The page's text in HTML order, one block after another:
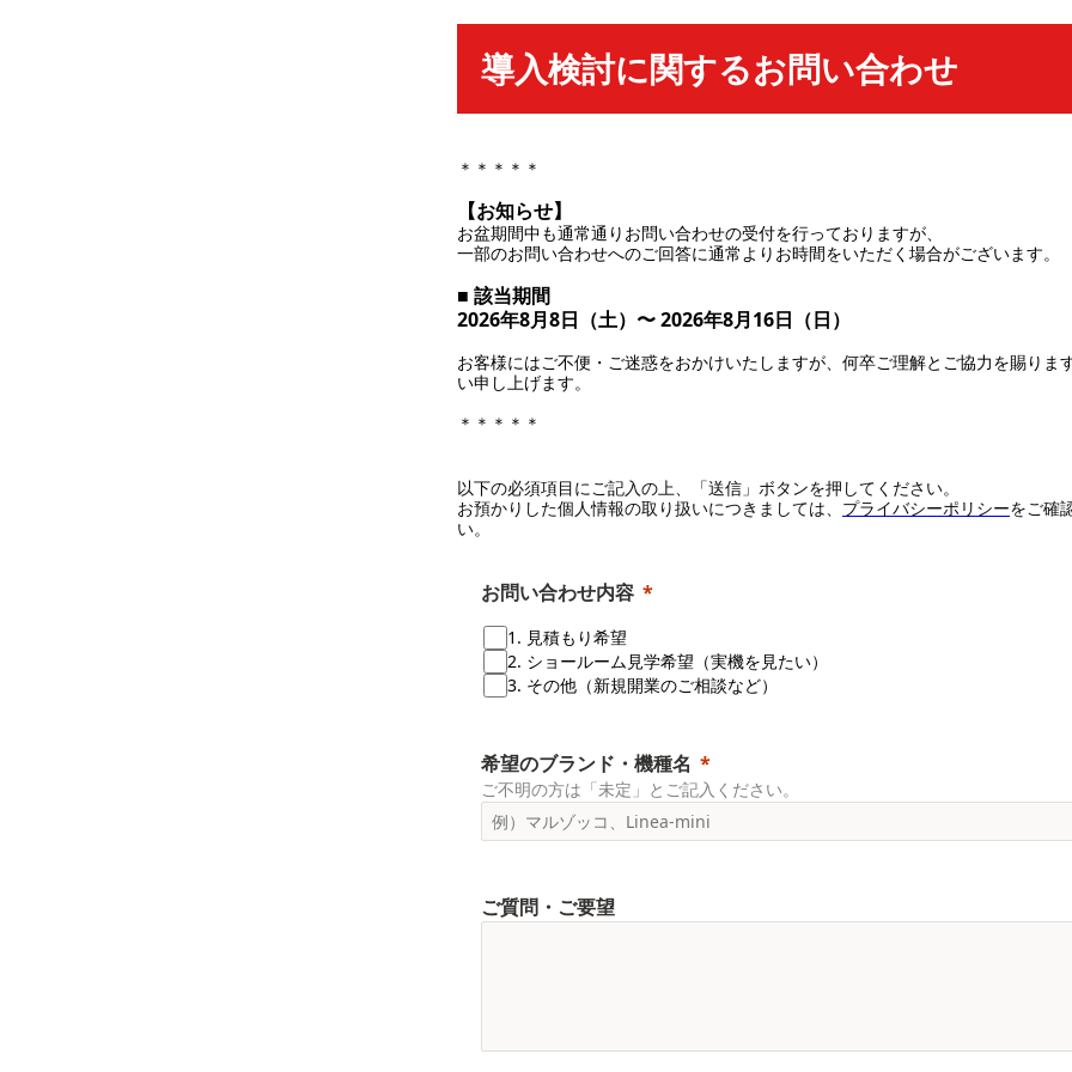
導入検討に関するお問い合わせ
＊＊＊＊＊
【お知らせ】
お盆期間中も通常通りお問い合わせの受付を行っておりますが、
一部のお問い合わせへのご回答に通常よりお時間をいただく場合がございます。
■ 該当期間
2026年8月8日（土）〜 2026年8月16日（日）
お客様にはご不便・ご迷惑をおかけいたしますが、何卒ご理解とご協力を賜りま
い申し上げます。
＊＊＊＊＊
以下の必須項目にご記入の上、「送信」ボタンを押してください。
お預かりした個人情報の取り扱いにつきましては、 プライバシーポリシーをご確
い。
お問い合わせ内容
1. 見積もり希望
2. ショールーム見学希望（実機を見たい）
3. その他（新規開業のご相談など）
希望のブランド・機種名
ご不明の方は「未定」とご記入ください。
ご質問・ご要望